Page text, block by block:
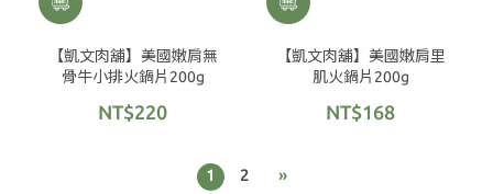
【凱文肉舖】美國嫩肩無
骨牛小排火鍋片200g
NT$220
【凱文肉舖】美國嫩肩里
肌火鍋片200g
NT$168
1 2 »